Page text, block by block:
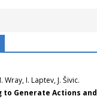
Wray, I. Laptev, J. Šivic.
to Generate Actions and